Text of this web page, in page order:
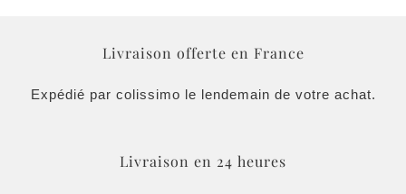
Livraison offerte en France
Expédié par colissimo le lendemain de votre achat.
Livraison en 24 heures